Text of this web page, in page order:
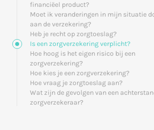
financiëel product?
Moet ik veranderingen in mijn situatie
aan de verzekering?
Heb je recht op zorgtoeslag?
Is een zorgverzekering verplicht?
Hoe hoog is het eigen risico bij een
zorgverzekering?
Hoe kies je een zorgverzekering?
Hoe vraag je zorgtoeslag aan?
Wat zijn de gevolgen van een
zorgverzekeraar?